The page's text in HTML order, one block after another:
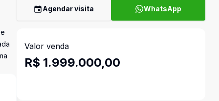
Agendar visita WhatsApp
Valor venda
R$ 1.999.000,00